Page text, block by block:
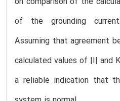
of the grounding
Assuming that agreement
calculated values of |I| and
a reliable indication that